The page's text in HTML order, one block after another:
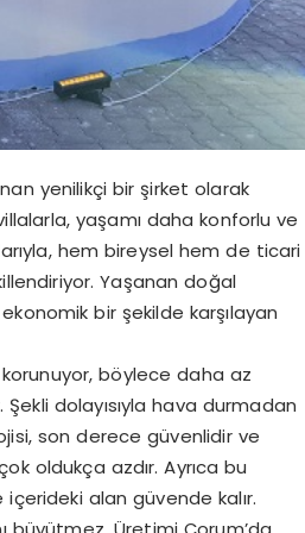
yenilikçi bir şirket olarak
yaşamı daha konforlu ve
hem bireysel hem de ticari
Yaşanan doğal
bir şekilde karşılayan
korunuyor, böylece daha az
dolayısıyla hava durmadan
son derece güvenlidir ve
oldukça azdır. Ayrıca bu
alan güvende kalır.